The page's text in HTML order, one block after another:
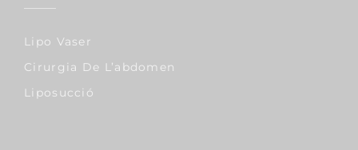
Lipo Vaser
Cirurgia De L’abdomen
Liposucció